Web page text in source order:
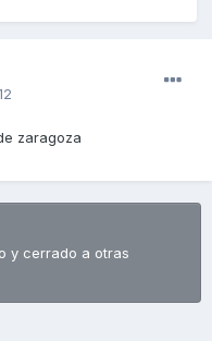
zaragoza
y cerrado a otras